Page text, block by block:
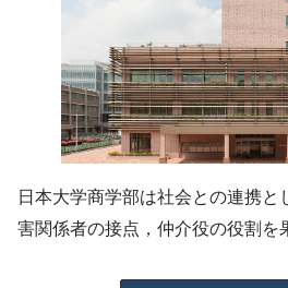
日本大学商学部は社会との連携と
害関係者の接点，仲介役の役割を